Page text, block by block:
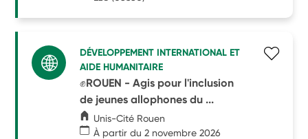
DÉVELOPPEMENT INTERNATIONAL ET
AIDE HUMANITAIRE
✊ROUEN - Agis pour l'inclusion
de jeunes allophones du ...
Unis-Cité Rouen
À partir du 2 novembre 2026